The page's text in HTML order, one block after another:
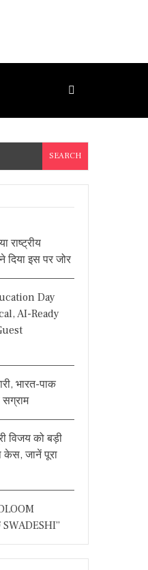
राष्ट्रीय
दिया इस पर जोर
Day
AI-Ready
भारत-पाक
विजय को बड़ी
केस, जानें पूरा